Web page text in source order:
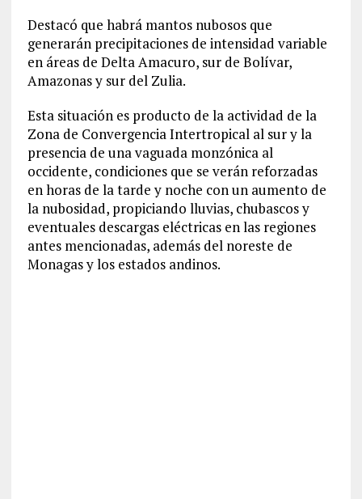
Destacó que habrá mantos nubosos que
generarán precipitaciones de intensidad variable
en áreas de Delta Amacuro, sur de Bolívar,
Amazonas y sur del Zulia.
Esta situación es producto de la actividad de la
Zona de Convergencia Intertropical al sur y la
presencia de una vaguada monzónica al
occidente, condiciones que se verán reforzadas
en horas de la tarde y noche con un aumento de
la nubosidad, propiciando lluvias, chubascos y
eventuales descargas eléctricas en las regiones
antes mencionadas, además del noreste de
Monagas y los estados andinos.